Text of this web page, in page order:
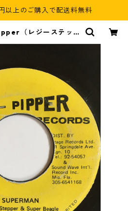
以上のご購入で配送料無料
（レジーステッパ